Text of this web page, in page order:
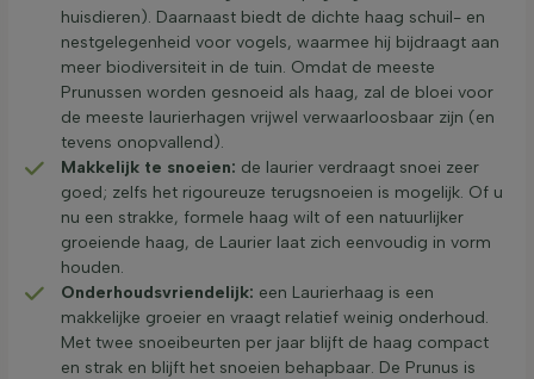
huisdieren). Daarnaast biedt de dichte haag schuil- en
nestgelegenheid voor vogels, waarmee hij bijdraagt aan
meer biodiversiteit in de tuin. Omdat de meeste
Prunussen worden gesnoeid als haag, zal de bloei voor
de meeste laurierhagen vrijwel verwaarloosbaar zijn (en
tevens onopvallend).
Makkelijk te snoeien: de laurier verdraagt snoei zeer
goed; zelfs het rigoureuze terugsnoeien is mogelijk. Of u
nu een strakke, formele haag wilt of een natuurlijker
groeiende haag, de Laurier laat zich eenvoudig in vorm
houden.
Onderhoudsvriendelijk: een Laurierhaag is een
makkelijke groeier en vraagt relatief weinig onderhoud.
Met twee snoeibeurten per jaar blijft de haag compact
en strak en blijft het snoeien behapbaar. De Prunus is